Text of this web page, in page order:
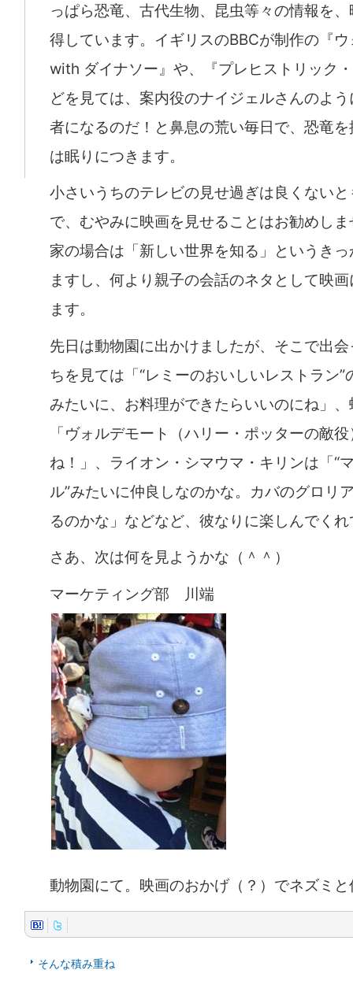
っぱら恐竜、古代生物、昆虫等々の情報を
得しています。イギリスのBBCが制作の『
with ダイナソー』や、『プレヒストリック
どを見ては、案内役のナイジェルさんのよ
者になるのだ！と鼻息の荒い毎日で、恐竜
は眠りにつきます。
小さいうちのテレビの見せ過ぎは良くない
で、むやみに映画を見せることはお勧めし
家の場合は「新しい世界を知る」というき
ますし、何より親子の会話のネタとして映
ます。
先日は動物園に出かけましたが、そこで出
ちを見ては「“レミーのおいしいレストラン”
みたいに、お料理ができたらいいのにね」
「ヴォルデモート（ハリー・ポッターの敵
ね！」、ライオン・シマウマ・キリンは「“
ル”みたいに仲良しなのかな。カバのグロリ
るのかな」などなど、彼なりに楽しんでく
さあ、次は何を見ようかな（＾＾）
マーケティング部 川端
動物園にて。映画のおかげ（？）でネズミ
そんな積み重ね